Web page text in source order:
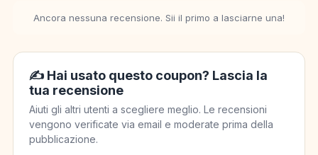
Ancora nessuna recensione. Sii il primo a lasciarne una!
✍️ Hai usato questo coupon? Lascia la
tua recensione
Aiuti gli altri utenti a scegliere meglio. Le recensioni
vengono verificate via email e moderate prima della
pubblicazione.